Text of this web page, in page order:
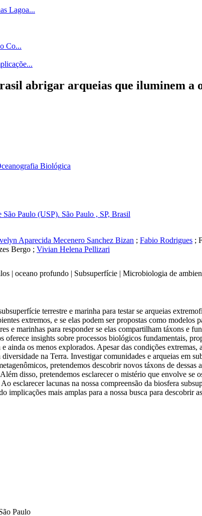
Lagoa...
Co...
abrigar arqueias que iluminem a
Biológica
Paulo (USP). São Paulo , SP, Brasil
Aparecida Mecenero Sanchez Bizan ; Fabio Rodrigues ;
Bergo ; Vivian Helena Pellizari
| oceano profundo | Subsuperfície | Microbiologia de
terrestre e marinha para testar se arqueias
extremos, e se elas podem ser propostas como modelos
e marinhas para responder se elas compartilham táxons e
insights sobre processos biológicos fundamentais,
ainda os menos explorados. Apesar das condições
na Terra. Investigar comunidades e arqueias em
pretendemos descobrir novos táxons de
disso, pretendemos esclarecer o mistério que envolve se
esclarecer lacunas na nossa compreensão da biosfera
implicações mais amplas para a nossa busca para
Paulo